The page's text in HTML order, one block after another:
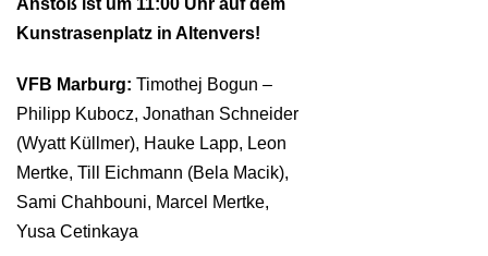
Anstoß ist um 11:00 Uhr auf dem
Kunstrasenplatz in Altenvers!
VFB Marburg: Timothej Bogun –
Philipp Kubocz, Jonathan Schneider
(Wyatt Küllmer), Hauke Lapp, Leon
Mertke, Till Eichmann (Bela Macik),
Sami Chahbouni, Marcel Mertke,
Yusa Cetinkaya